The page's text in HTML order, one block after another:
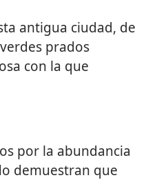
antigua ciudad, de
prados
con la que
por la abundancia
demuestran que